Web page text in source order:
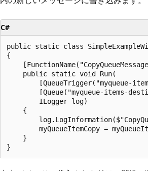
C#
public static class
{
    public static void Run(
[QueueTrigger("myqueue-
[Queue("myqueue-items-
        ILogger log)
    {
myQueueItemCopy =
    }